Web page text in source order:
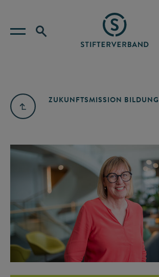
ZUKUNFTSMISSION BILDUNG